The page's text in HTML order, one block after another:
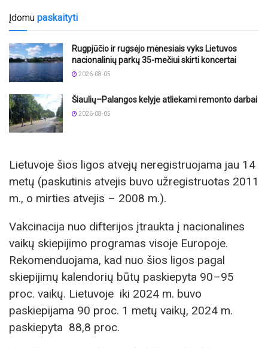
Įdomu paskaityti
Rugpjūčio ir rugsėjo mėnesiais vyks Lietuvos
nacionalinių parkų 35-mečiui skirti koncertai
2026-08-05
Šiaulių–Palangos kelyje atliekami remonto darbai
2026-08-05
Lietuvoje šios ligos atvejų neregistruojama jau 14
metų (paskutinis atvejis buvo užregistruotas 2011
m., o mirties atvejis – 2008 m.).
Vakcinacija nuo difterijos įtraukta į nacionalines
vaikų skiepijimo programas visoje Europoje.
Rekomenduojama, kad nuo šios ligos pagal
skiepijimų kalendorių būtų paskiepyta 90–95
proc. vaikų. Lietuvoje iki 2024 m. buvo
paskiepijama 90 proc. 1 metų vaikų, 2024 m.
paskiepyta 88,8 proc.